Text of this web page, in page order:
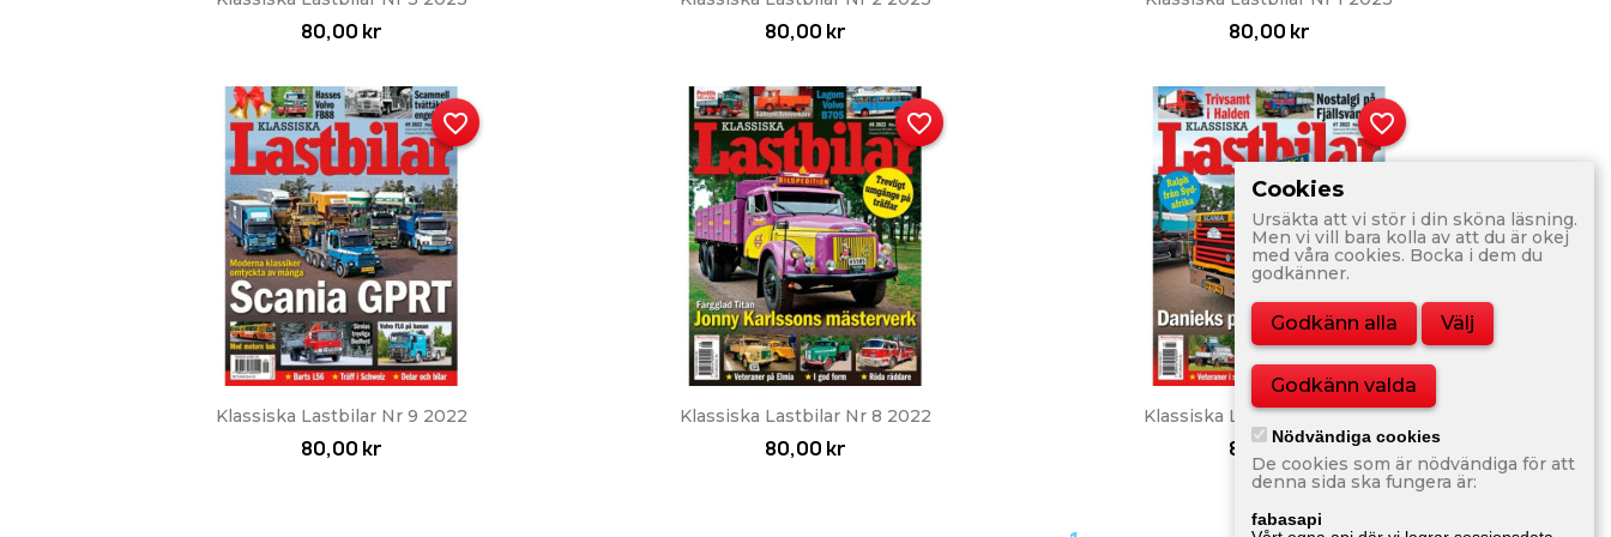
80,00 kr 80,00 kr 80,00 kr
Snabbvy
Klassiska Lastbilar Nr 9 2022
80,00 kr
favorite_border
Snabbvy
Klassiska Lastbilar Nr 8 2022
80,00 kr
favorite_border
 Snabbvy
Klassiska Lastbilar Nr 7 2022
80,00 kr
favorite_border
Cookies
Ursäkta att vi stör i din sköna läsning.
Men vi vill bara kolla av att du är okej
med våra cookies. Bocka i dem du
godkänner.
Godkänn alla Välj
Godkänn valda
Nödvändiga cookies
De cookies som är nödvändiga för att
denna sida ska fungera är:
fabasapi